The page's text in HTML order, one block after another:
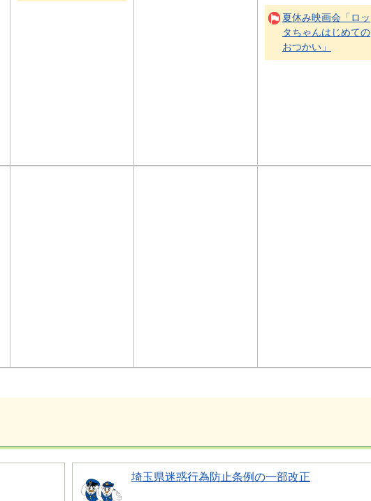
夏休み映画会「ロッ
タちゃんはじめての
おつかい」
埼玉県迷惑行為防止条例の一部改正